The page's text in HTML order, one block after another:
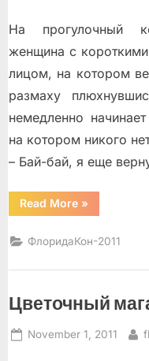
На прогулочный
женщина с
лицом, на котором
размаху
немедленно
на котором никого
– Бай-бай, я ещe
Read More“Нас
Индия
»
ФлоридаКон-2011
Цветочный
Posted
November 1, 2011